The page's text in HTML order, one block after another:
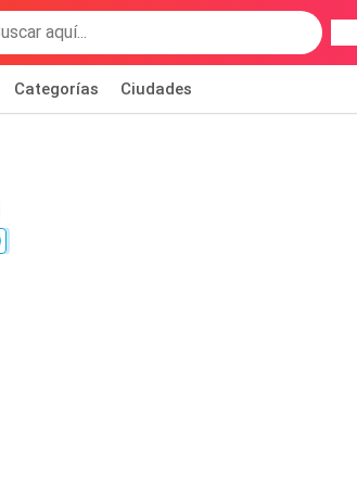
Categorías Ciudades